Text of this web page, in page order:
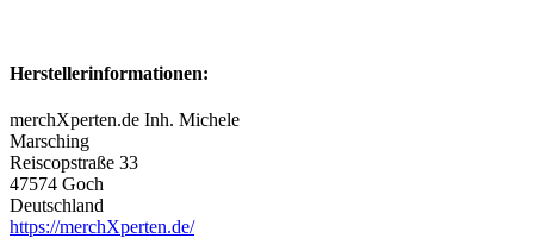
Herstellerinformationen:
merchXperten.de Inh. Michele
Marsching
Reiscopstraße 33
47574 Goch
Deutschland
https://merchXperten.de/